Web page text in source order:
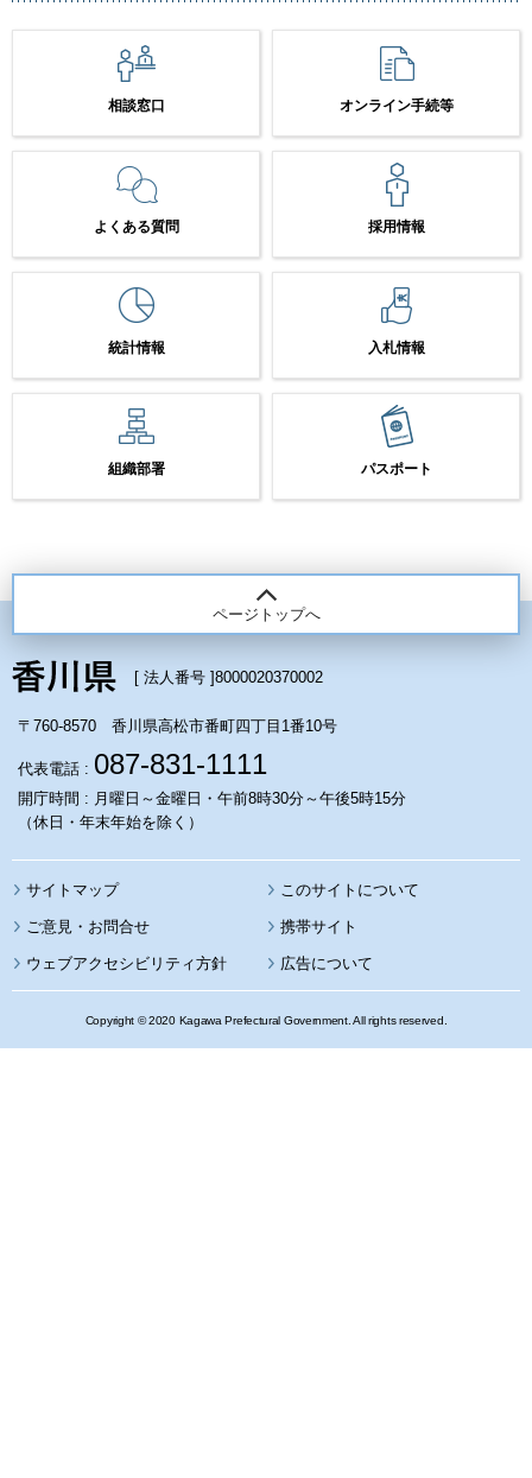
相談窓口 オンライン手続等
よくある質問 採用情報
統計情報 入札情報
組織部署 パスポート
ページトップへ
[ 法人番号 ]8000020370002
〒760-8570 香川県高松市番町四丁目1番10号
代表電話 : 087-831-1111
開庁時間 : 月曜日～金曜日・午前8時30分～午後5時15分
（休日・年末年始を除く）
サイトマップ このサイトについて
携帯サイト
ウェブアクセシビリティ方針 広告について
Copyright © 2020 Kagawa Prefectural Government. All rights reserved.